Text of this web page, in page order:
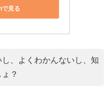
見る
、よくわかんないし、知
？